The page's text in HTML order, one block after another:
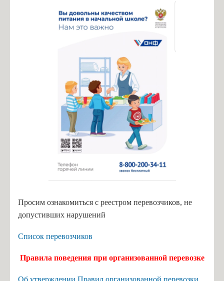
Просим ознакомиться с реестром перевозчиков, не
допустивших нарушений
Список перевозчиков
Правила поведения при организованной перевозке